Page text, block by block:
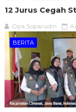
12 Jurus Cegah
Opa Soparudin
BERITA